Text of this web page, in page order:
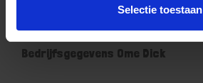
Selectie toestaan
Bedrijfsgegevens Ome Dick